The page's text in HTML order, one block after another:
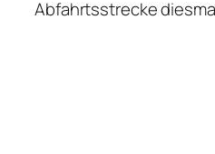
Abfahrtsstrecke